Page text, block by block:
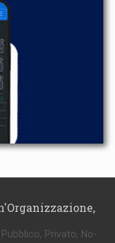
Privato, No-